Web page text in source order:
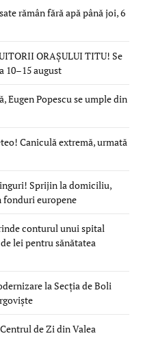
rămân fără apă până joi, 6
ORAȘULUI TITU! Se
10–15 august
Eugen Popescu se umple din
Caniculă extremă, urmată
Sprijin la domiciliu,
fonduri europene
conturul unui spital
lei pentru sănătatea
la Secția de Boli
de Zi din Valea